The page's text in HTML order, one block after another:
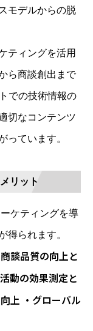
モデルからの脱
ティングを活用
ら商談創出まで
での技術情報の
切なコンテンツ
っています。
リット
ケティングを導
得られます。
談品質の向上と
動の効果測定と
上 ・グローバル